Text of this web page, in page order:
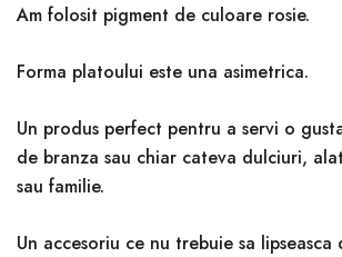
Am folosit pigment de culoare rosie.
Forma platoului este una asimetrica.
Un produs perfect pentru a servi o
de branza sau chiar cateva dulciuri,
sau familie.
Un accesoriu ce nu trebuie sa